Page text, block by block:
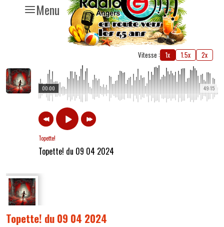
Menu
Vitesse : 1x 1.5x 2x
49:15
00:00
Topette!
Topette! du 09 04 2024
Topette! du 09 04 2024